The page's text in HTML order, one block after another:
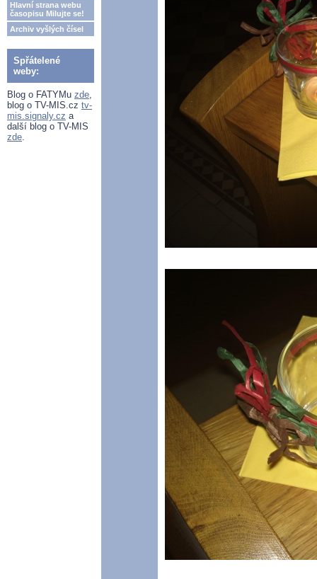
Hlavní strana webu
časopisu Milujte se!
Archiv vyšlých čísel
Spřátelené
weby:
Blog o FATYMu zde,
blog o TV-MIS.cz tv-
mis.signaly.cz a
další blog o TV-MIS
zde.